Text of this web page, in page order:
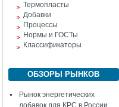
Термопласты
Добавки
Процессы
Нормы и ГОСТы
Классификаторы
ОБЗОРЫ РЫНКОВ
Рынок энергетических
добавок для КРС в России